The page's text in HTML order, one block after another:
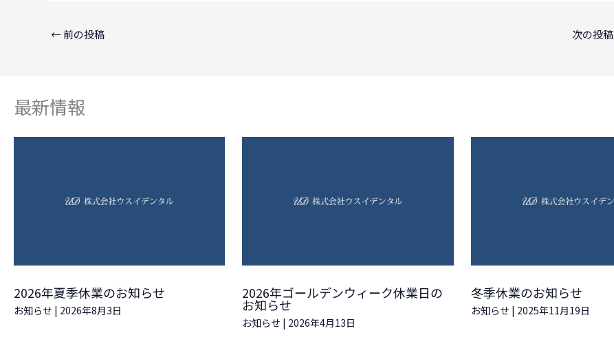
←前の投稿 次の投稿
最新情報
2026年夏季休業のお知らせ
お知らせ | 2026年8月3日
2026年ゴールデンウィーク休業日の
お知らせ
お知らせ | 2026年4月13日
冬季休業のお知らせ
お知らせ | 2025年11月19日